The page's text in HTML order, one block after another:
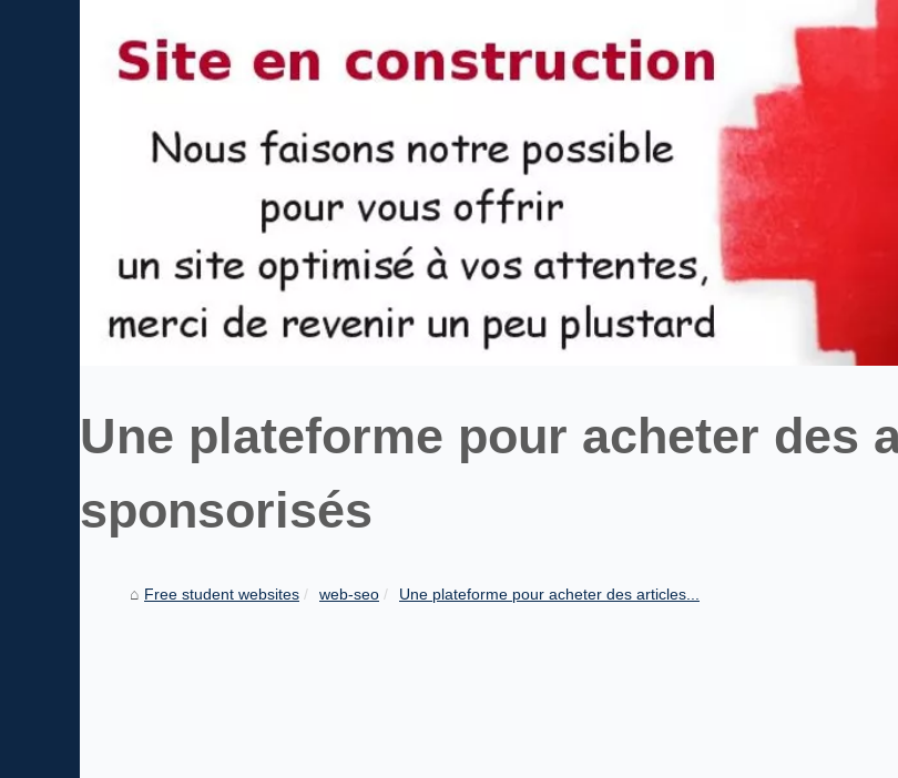
Une plateforme pour acheter des
sponsorisés
Free student websites web-seo Une plateforme pour acheter des articles...